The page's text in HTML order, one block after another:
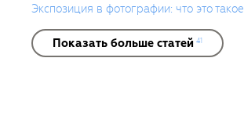
Экспозиция в фотографии: что это такое
Показать больше статей 41